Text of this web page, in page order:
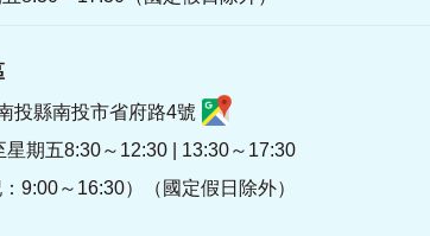
投縣南投市省府路4號
期五8:30～12:30 | 13:30～17:30
：9:00～16:30）（國定假日除外）